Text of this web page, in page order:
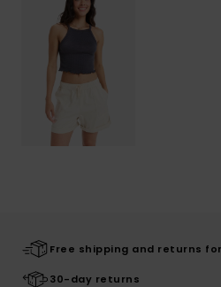
Free shipping and returns
30-day returns